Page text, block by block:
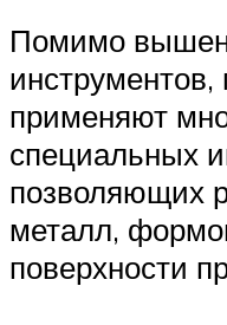
Помимо
инструментов,
применяют
специальных
позволяющих
металл,
поверхности